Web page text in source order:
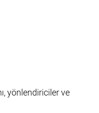
yönlendiriciler ve